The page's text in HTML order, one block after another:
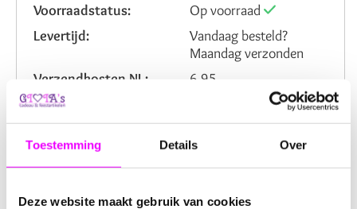
Toestemming Details Over
Deze website maakt gebruik van cookies
Voorraadstatus:
Op voorraad
Levertijd:
Vandaag besteld?
Maandag verzonden
Verzendkosten NL:
6,95
Artikelnummer:
Beoordeling: